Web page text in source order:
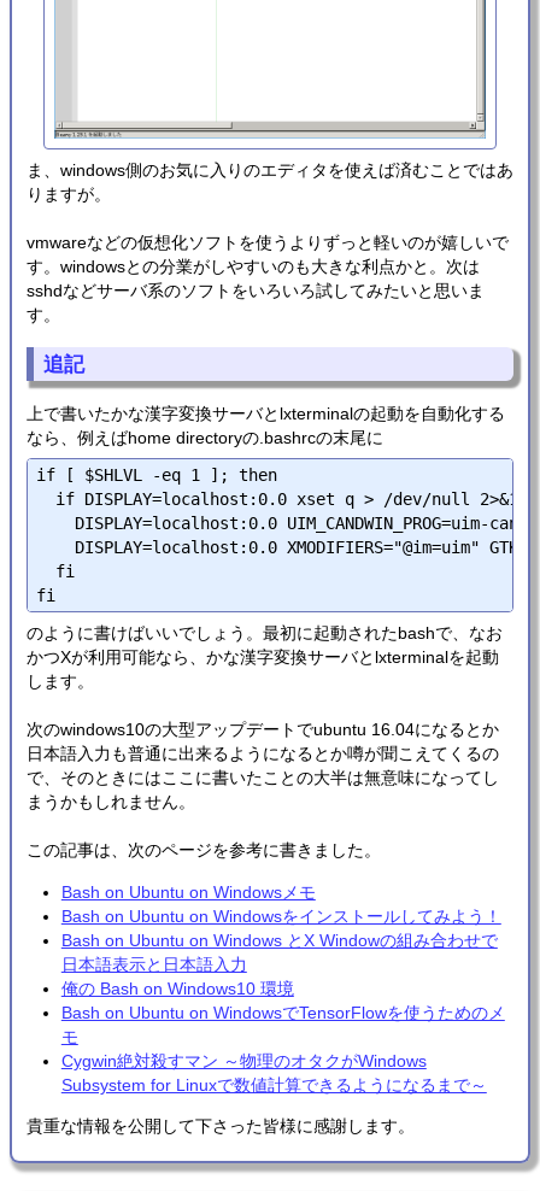
ま、windows側のお気に入りのエディタを使えば済むことではあ
りますが。
vmwareなどの仮想化ソフトを使うよりずっと軽いのが嬉しいで
す。windowsとの分業がしやすいのも大きな利点かと。次は
sshdなどサーバ系のソフトをいろいろ試してみたいと思いま
す。
追記
上で書いたかな漢字変換サーバとlxterminalの起動を自動化する
なら、例えばhome directoryの.bashrcの末尾に
if [ $SHLVL -eq 1 ]; then
if DISPLAY=localhost:0.0 xset q > /dev/null 2>&1
DISPLAY=localhost:0.0 UIM_CANDWIN_PROG=uim-
DISPLAY=localhost:0.0 XMODIFIERS="@im=uim"
  fi
のように書けばいいでしょう。最初に起動されたbashで、なお
かつXが利用可能なら、かな漢字変換サーバとlxterminalを起動
します。
次のwindows10の大型アップデートでubuntu 16.04になるとか
日本語入力も普通に出来るようになるとか噂が聞こえてくるの
で、そのときにはここに書いたことの大半は無意味になってし
まうかもしれません。
この記事は、次のページを参考に書きました。
Bash on Ubuntu on Windowsメモ
Bash on Ubuntu on Windowsをインストールしてみよう！
Bash on Ubuntu on Windows とX Windowの組み合わせで
日本語表示と日本語入力
俺の Bash on Windows10 環境
Bash on Ubuntu on WindowsでTensorFlowを使うためのメ
モ
Cygwin絶対殺すマン ～物理のオタクがWindows
Subsystem for Linuxで数値計算できるようになるまで～
貴重な情報を公開して下さった皆様に感謝します。